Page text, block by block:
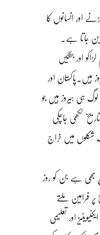
اور انسانوں کا
بن جاتا ہے.
اور جنگیں
اور
ہی ہیروز ہیں جو
لکھی جاچکی
میں خراج
ہے جن کو روز
فرامین ملتے
اور تعلیمی